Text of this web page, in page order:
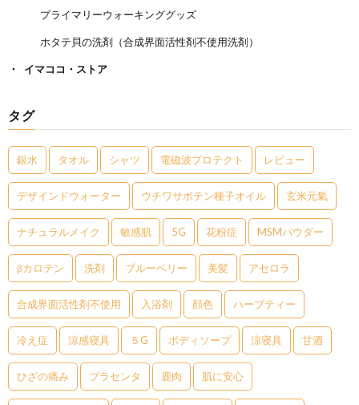
プライマリーウォーキンググッズ
ホタテ貝の洗剤（合成界面活性剤不使用洗剤）
イマココ・ストア
タグ
銀水 タオル シャツ 電磁波プロテクト レビュー
デザインドウォーター ウチワサボテン種子オイル 玄米元氣
ナチュラルメイク 敏感肌 5G 花粉症 MSMパウダー
βカロテン 洗剤 ブルーベリー 美髪 アセロラ
合成界面活性剤不使用 入浴剤 顔色 ハーブティー
冷え症 涼感寝具 ５G ボディソープ 涼寝具 甘酒
ひざの痛み プラセンタ 鹿肉 肌に安心